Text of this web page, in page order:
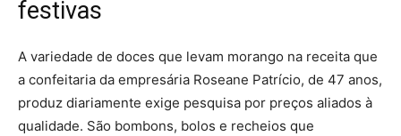
festivas
A variedade de doces que levam morango na receita que
a confeitaria da empresária Roseane Patrício, de 47 anos,
produz diariamente exige pesquisa por preços aliados à
qualidade. São bombons, bolos e recheios que